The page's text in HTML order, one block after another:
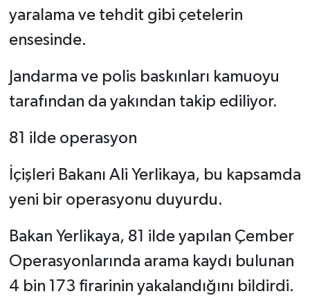
yaralama ve tehdit gibi çetelerin
ensesinde.
Jandarma ve polis baskınları kamuoyu
tarafından da yakından takip ediliyor.
81 ilde operasyon
İçişleri Bakanı Ali Yerlikaya, bu kapsamda
yeni bir operasyonu duyurdu.
Bakan Yerlikaya, 81 ilde yapılan Çember
Operasyonlarında arama kaydı bulunan
4 bin 173 firarinin yakalandığını bildirdi.